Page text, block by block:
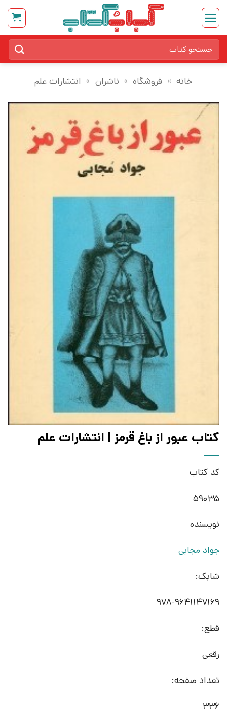
Skip
content
برای:
خانه » فروشگاه » ناشران » انتشارات علم
کتاب عبور از باغ قرمز | انتشارات علم
کد کتاب
59035
نویسنده
جواد مجابی
شابک:
978-9641147169
قطع:
رقعی
تعداد صفحه:
336